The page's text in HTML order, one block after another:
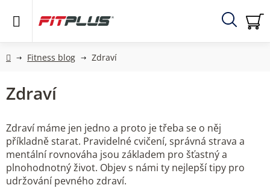
Hledat
DomůFitness blog Zdraví
Zdraví
Zdraví máme jen jedno a proto je třeba se o něj
příkladně starat. Pravidelné cvičení, správná strava a
mentální rovnováha jsou základem pro šťastný a
plnohodnotný život. Objev s námi ty nejlepší tipy pro
udržování pevného zdraví.